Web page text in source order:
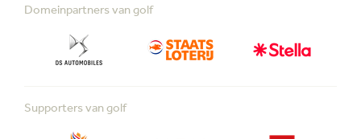
Domeinpartners van golf
Supporters van golf